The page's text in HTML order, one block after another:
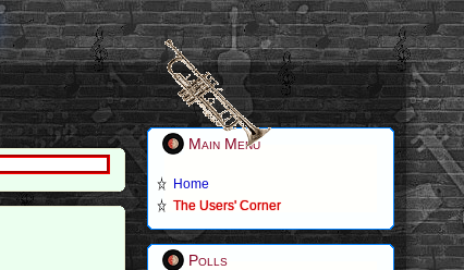
Main Menu
Home
The Users' Corner
Polls